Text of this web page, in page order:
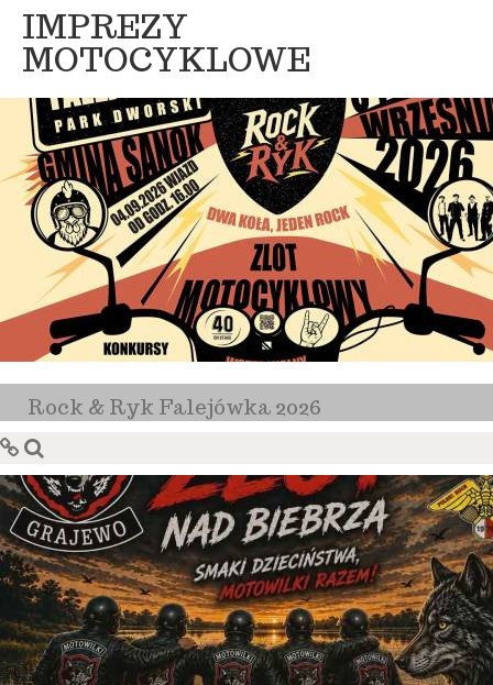
IMPREZY
MOTOCYKLOWE
Rock & Ryk Falejówka 2026